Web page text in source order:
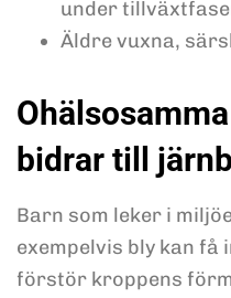
under
Äldre vuxna,
bidrar till
Barn som leker i
exempelvis bly kan få
förstör kroppens